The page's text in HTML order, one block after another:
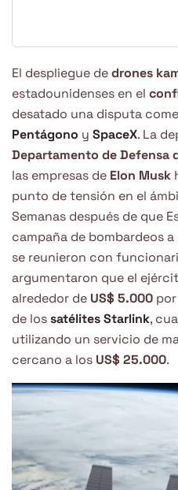
El despliegue dedrones
estadounidenses en el
desatado una disputa
Pentágono y SpaceX. La
Departamento de Defensa
las empresas de Elon Musk
punto de tensión en el
Semanas después de que
campaña de bombardeos
se reunieron con
argumentaron que el
alrededor de US$ 5.000
de lossatélites Starlink,
utilizando un servicio de
cercano a los US$ 25.000.